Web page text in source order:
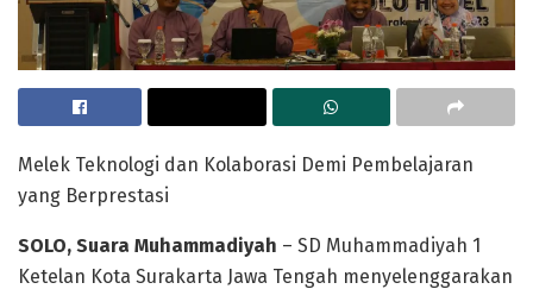
Melek Teknologi dan Kolaborasi Demi Pembelajaran
yang Berprestasi
SOLO, Suara Muhammadiyah – SD Muhammadiyah 1
Ketelan Kota Surakarta Jawa Tengah menyelenggarakan